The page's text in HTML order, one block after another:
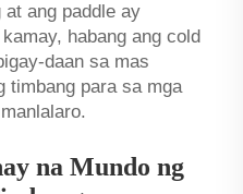
ang paddle ay
habang ang cold
daan sa mas
timbang para sa mga
na Mundo ng